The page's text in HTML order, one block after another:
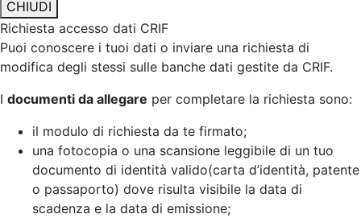
CHIUDI
Richiesta accesso dati CRIF
Puoi conoscere i tuoi dati o inviare una richiesta di
modifica degli stessi sulle banche dati gestite da CRIF.
I documenti da allegare per completare la richiesta sono:
il modulo di richiesta da te firmato;
una fotocopia o una scansione leggibile di un tuo
documento di identità valido(carta d’identità, patente
o passaporto) dove risulta visibile la data di
scadenza e la data di emissione;